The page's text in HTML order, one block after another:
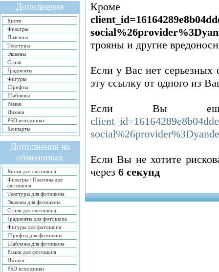
Дополнения
Кисти
Фильтры
Плагины
Текстуры
Экшены
Стили
Градиенты
Фигуры
Шрифты
Шаблоны
Рамки
Иконки
PSD исходники
Клипарты
Дополнения на
обменниках
Кисти для фотошопа
Фильтры / Плагины для
фотошопа
Текстуры для фотошопа
Экшены для фотошопа
Стили для фотошопа
Градиенты для фотошопа
Фигуры для фотошопа
Шрифты для фотошопа
Шаблоны для фотошопа
Рамки для фотошопа
Иконки
PSD исходники
трояны и другие
Если у Вас нет серьезных
эту ссылку от одного из
Если Вы
Если Вы не хотите
через6 секунд